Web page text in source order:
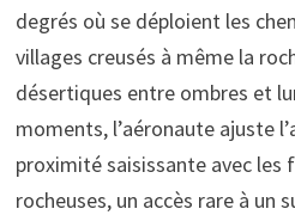
degrés où se déploient les
villages creusés à même la
désertiques entre ombres et
moments, l’aéronaute ajuste
proximité saisissante avec
rocheuses, un accès rare à un